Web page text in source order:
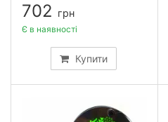
702 грн
Купити
Є в наявності